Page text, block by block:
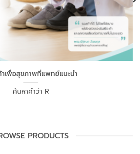
าเพื่อสุขภาพที่แพทย์แนะนำ
ค้นหาคำว่า R
PRODUCTS